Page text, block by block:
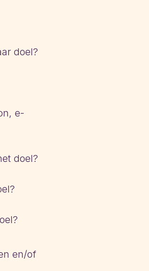
doel?
e-
doel?
en/of